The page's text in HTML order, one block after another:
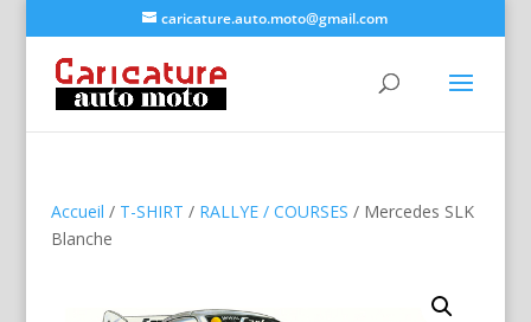
caricature.auto.moto@gmail.com
Accueil / T-SHIRT / RALLYE / COURSES / Mercedes SLK
Blanche